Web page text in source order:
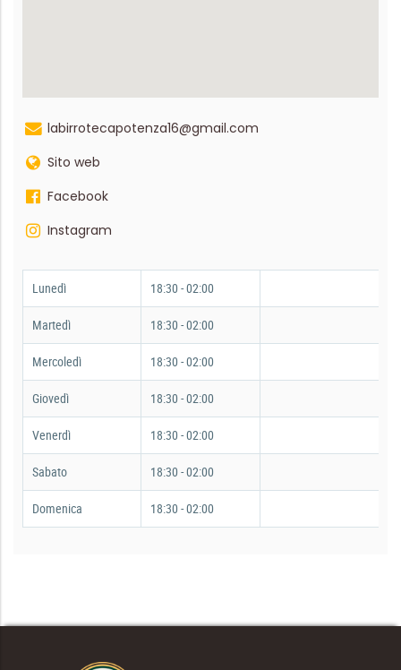
labirrotecapotenza16@gmail.com
Sito web
Facebook
Instagram
Lunedì 18:30 - 02:00
Martedì 18:30 - 02:00
Mercoledì 18:30 - 02:00
Giovedì 18:30 - 02:00
Venerdì 18:30 - 02:00
Sabato 18:30 - 02:00
Domenica 18:30 - 02:00